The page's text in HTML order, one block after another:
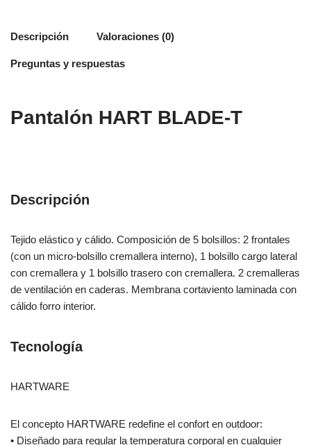
Descripción Valoraciones (0)
Preguntas y respuestas
Pantalón HART BLADE-T
Descripción
Tejido elástico y cálido. Composición de 5 bolsillos: 2 frontales
(con un micro-bolsillo cremallera interno), 1 bolsillo cargo lateral
con cremallera y 1 bolsillo trasero con cremallera. 2 cremalleras
de ventilación en caderas. Membrana cortaviento laminada con
cálido forro interior.
Tecnología
HARTWARE
El concepto HARTWARE redefine el confort en outdoor:
• Diseñado para regular la temperatura corporal en cualquier